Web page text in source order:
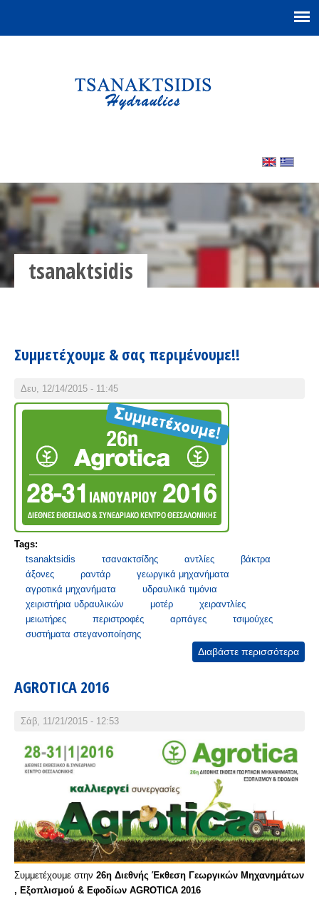
tsanaktsidis
Συμμετέχουμε & σας περιμένουμε!!
Δευ, 12/14/2015 - 11:45
Tags:
tsanaktsidis
τσανακτσίδης αντλίες
βάκτρα
άξονες
ραντάρ
γεωργικά μηχανήματα
αγροτικά μηχανήματα
υδραυλικά τιμόνια
χειριστήρια υδραυλικών
μοτέρ
χειραντλίες
μειωτήρες
περιστροφές αρπάγες
τσιμούχες
συστήματα στεγανοποίησης
Διαβάστε περισσότερα
AGROTICA 2016
Σάβ, 11/21/2015 - 12:53
Συμμετέχουμε στην 26η Διεθνής Έκθεση Γεωργικών Μηχανημάτων
, Εξοπλισμού & Εφοδίων AGROTICA 2016